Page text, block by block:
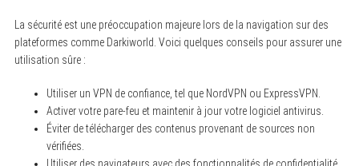
La sécurité est une préoccupation majeure lors de la navigation sur des
plateformes comme Darkiworld. Voici quelques conseils pour assurer une
utilisation sûre :
Utiliser un VPN de confiance, tel que NordVPN ou ExpressVPN.
Activer votre pare-feu et maintenir à jour votre logiciel antivirus.
Éviter de télécharger des contenus provenant de sources non
vérifiées.
S
a
r
c
h